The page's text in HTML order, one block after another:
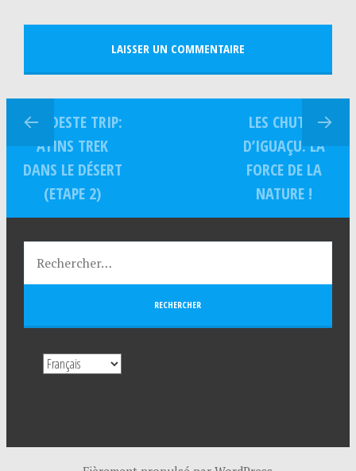
NORDESTE TRIP:
ATINS TREK
DANS LE DÉSERT
(ETAPE 2)
LES CHUTES
D’IGUAÇU: LA
FORCE DE LA
NATURE !